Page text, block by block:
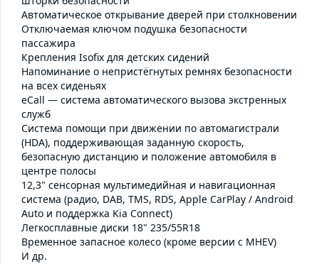
Автоматическое открывание дверей при столкновении
Отключаемая ключом подушка безопасности
пассажира
Крепления Isofix для детских сидений
Напоминание о непристёгнутых ремнях безопасности
на всех сиденьях
eCall — система автоматического вызова экстренных
служб
Система помощи при движении по автомагистрали
(HDA), поддерживающая заданную скорость,
безопасную дистанцию и положение автомобиля в
центре полосы
12,3" сенсорная мультимедийная и навигационная
система (радио, DAB, TMS, RDS, Apple CarPlay / Android
Auto и поддержка Kia Connect)
Легкосплавные диски 18" 235/55R18
Временное запасное колесо (кроме версии с MHEV)
И др.